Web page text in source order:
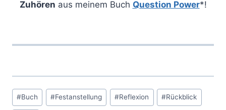
Zuhören aus meinem Buch Question Power*!
Schlagworte:
#Buch #Festanstellung #Reflexion #Rückblick